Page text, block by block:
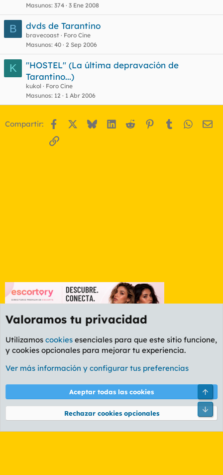
Masunos 374 3 Ene 2008
B dvds de Tarantino
bravecoast
Foro Cine
Masunos 40 2 Sep 2006
K
"HOSTEL" (La última depravación de
Tarantino...)
kukol
Foro Cine
Masunos 12 1 Abr 2006
Compartir: Facebook BlueskyLinkedIn
Reddit Pinterest
Tumblr
Enlace
Foro Cine
Cookies
PL OLDSTYLE AMARILLO
Términos y reglas Política de privacidad Ayuda
Community platform by XenForo® © 2010-2026 XenForo Ltd.
Valoramos tu privacidad
Utilizamos cookies esenciales para que este sitio funcione,
y cookies opcionales para mejorar tu experiencia.
Ver más información y configurar tus preferencias
Aceptar todas las cookies
Rechazar cookies opcionales
Pie